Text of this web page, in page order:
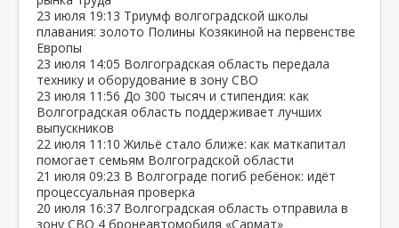
23 июля 19:13 Триумф волгоградской школы
плавания: золото Полины Козякиной на первенстве
Европы
23 июля 14:05 Волгоградская область передала
технику и оборудование в зону СВО
23 июля 11:56 До 300 тысяч и стипендия: как
Волгоградская область поддерживает лучших
выпускников
22 июля 11:10 Жильё стало ближе: как маткапитал
помогает семьям Волгоградской области
21 июля 09:23 В Волгограде погиб ребёнок: идёт
процессуальная проверка
20 июля 16:37 Волгоградская область отправила в
зону СВО 4 бронеавтомобиля «Сармат»